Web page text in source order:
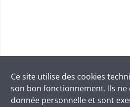
Ce site utilise des cookies
son bon fonctionnement. Ils
donnée personnelle et sont